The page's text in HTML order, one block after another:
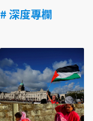
# 深度專欄